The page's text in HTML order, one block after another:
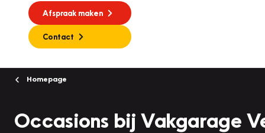
Afspraak maken
Contact
Homepage
Occasions bij Vakgarage